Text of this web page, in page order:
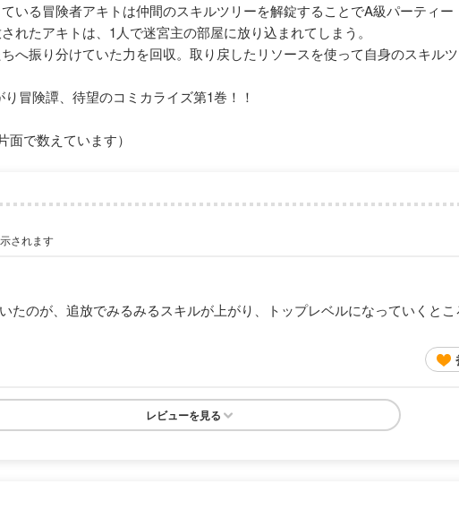
いる冒険者アキトは仲間のスキルツリーを解錠することでA級パーティー
れたアキトは、1人で迷宮主の部屋に放り込まれてしまう。
へ振り分けていた力を回収。取り戻したリソースを使って自身のスキル
冒険譚、待望のコミカライズ第1巻！！
面で数えています）
されます
たのが、追放でみるみるスキルが上がり、トップレベルになっていくと
レビューを見る